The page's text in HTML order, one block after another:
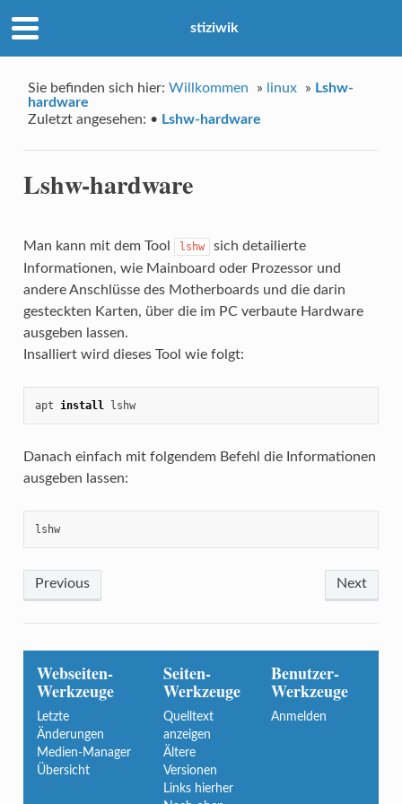
stiziwik
Sie befinden sich hier:Willkommen » linux » Lshw-
hardware
Zuletzt angesehen: • Lshw-hardware
Lshw-hardware
Man kann mit dem Tool lshw
sich detailierte
Informationen, wie Mainboard oder Prozessor und
andere Anschlüsse des Motherboards und die darin
gesteckten Karten, über die im PC verbaute Hardware
ausgeben lassen.
Insalliert wird dieses Tool wie folgt:
apt install lshw
Danach einfach mit folgendem Befehl die Informationen
ausgeben lassen:
lshw
Previous Next
Webseiten-
Werkzeuge
Letzte
Änderungen
Medien-Manager
Übersicht
Seiten-
Werkzeuge
Quelltext
anzeigen
Ältere
Versionen
Links hierher
Benutzer-
Werkzeuge
Anmelden